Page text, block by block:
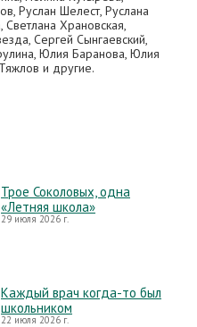
Руслан Шелест, Руслана
Светлана Храновская,
Сергей Сынгаевский,
Юлия Баранова, Юлия
и другие.
Трое Соколовых, одна
«Летняя школа»
29 июля 2026 г.
Каждый врач когда-то был
школьником
22 июля 2026 г.